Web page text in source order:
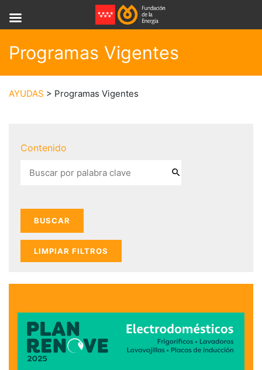
Programas Vigentes
AYUDAS > Programas Vigentes
Contenido
LIMPIAR FILTROS